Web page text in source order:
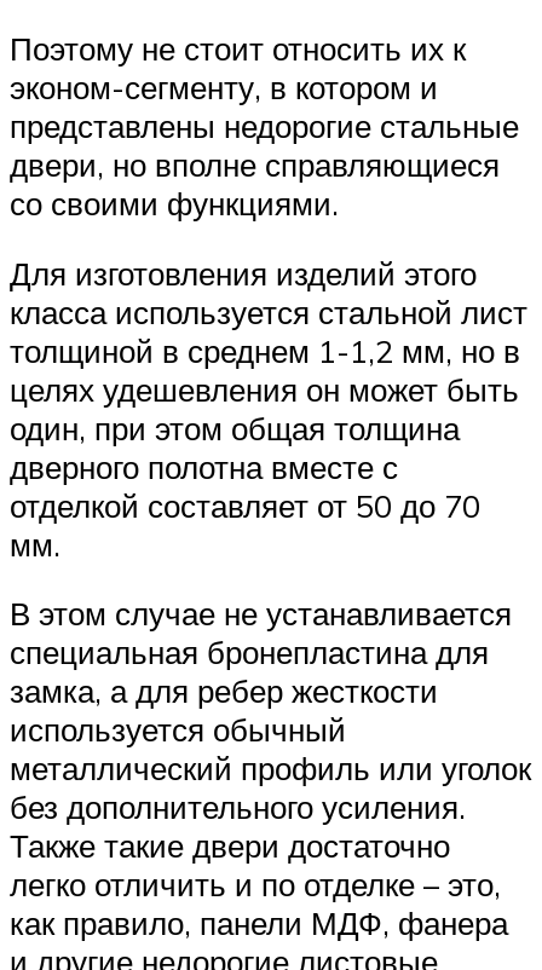
Поэтому не стоит относить их к
эконом-сегменту, в котором и
представлены недорогие стальные
двери, но вполне справляющиеся
со своими функциями.
Для изготовления изделий этого
класса используется стальной лист
толщиной в среднем 1-1,2 мм, но в
целях удешевления он может быть
один, при этом общая толщина
дверного полотна вместе с
отделкой составляет от 50 до 70
мм.
В этом случае не устанавливается
специальная бронепластина для
замка, а для ребер жесткости
используется обычный
металлический профиль или уголок
без дополнительного усиления.
Также такие двери достаточно
легко отличить и по отделке – это,
как правило, панели МДФ, фанера
и другие недорогие листовые